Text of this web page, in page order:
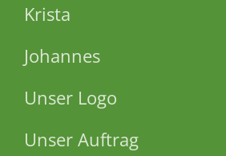
Krista
Johannes
Unser Logo
Unser Auftrag